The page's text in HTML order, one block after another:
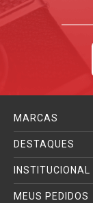
MARCAS
DESTAQUES
INSTITUCIONAL
MEUS PEDIDOS